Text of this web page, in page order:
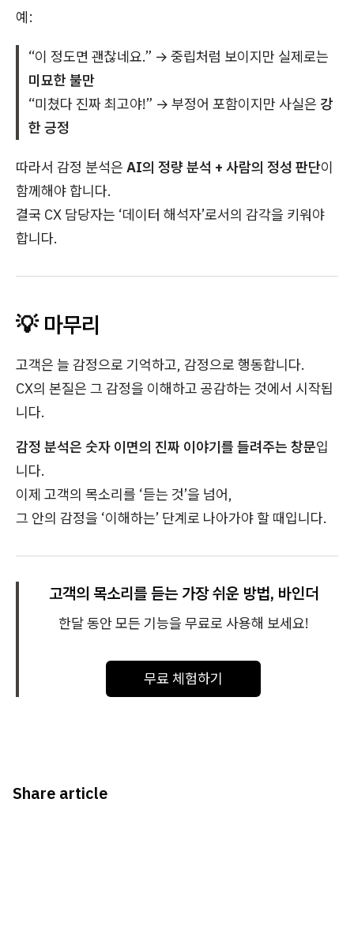
예:
“이 정도면 괜찮네요.” → 중립처럼 보이지만 실제로는
미묘한 불만
“미쳤다 진짜 최고야!” → 부정어 포함이지만 사실은 강
한 긍정
따라서 감정 분석은 AI의 정량 분석 + 사람의 정성 판단이
함께해야 합니다.
결국 CX 담당자는 ‘데이터 해석자’로서의 감각을 키워야
합니다.
💡 마무리
고객은 늘 감정으로 기억하고, 감정으로 행동합니다.
CX의 본질은 그 감정을 이해하고 공감하는 것에서 시작됩
니다.
감정 분석은 숫자 이면의 진짜 이야기를 들려주는 창문입
니다.
이제 고객의 목소리를 ‘듣는 것’을 넘어,
그 안의 감정을 ‘이해하는’ 단계로 나아가야 할 때입니다.
고객의 목소리를 듣는 가장 쉬운 방법, 바인더
한달 동안 모든 기능을 무료로 사용해 보세요!
무료 체험하기
Share article